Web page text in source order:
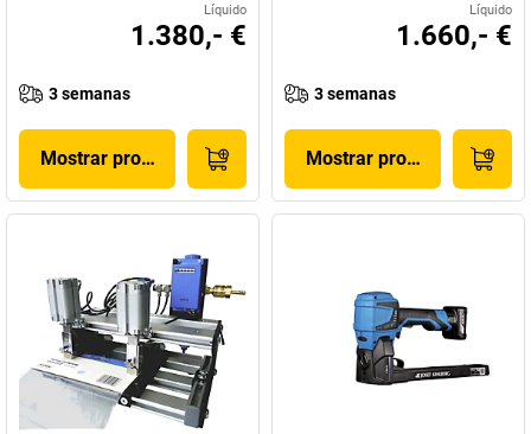
Líquido
1.380,- €
3 semanas
Mostrar produto
Líquido
1.660,- €
3 semanas
Mostrar produto